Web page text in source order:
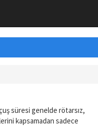
süresi genelde rötarsız,
kapsamadan sadece